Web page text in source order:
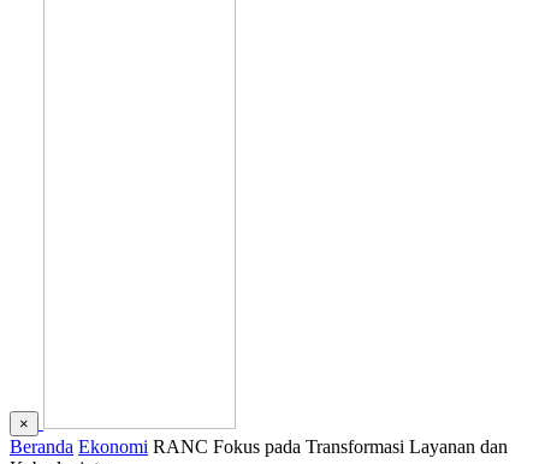
×
Beranda Ekonomi RANC Fokus pada Transformasi Layanan dan